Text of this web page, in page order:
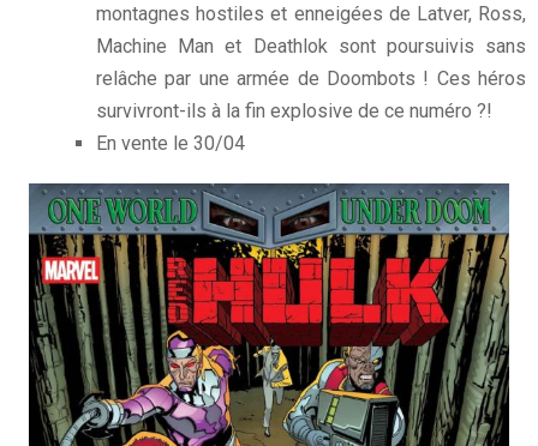
montagnes hostiles et enneigées de Latver, Ross,
Machine Man et Deathlok sont poursuivis sans
relâche par une armée de Doombots ! Ces héros
survivront-ils à la fin explosive de ce numéro ?!
En vente le 30/04